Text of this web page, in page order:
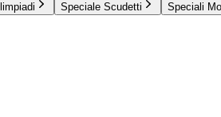
Speciale Scudetti Speciali